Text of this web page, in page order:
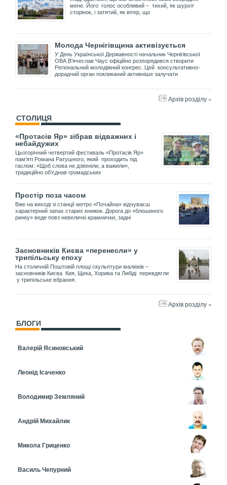
мене. Його голос особливий – тихий, як шурхіт
сторінок, і затятий, як вітер, що
Молода Чернігівщина активізується
У День Української Державності начальник Чернігівської
ОВА В’ячеслав Чаус офіційно розпорядився створити
Регіональний молодіжний конгрес. Цей консультативно-
дорадчий орган покликаний активніше залучати
Архів розділу »
СТОЛИЦЯ
«Протасів Яр» зібрав відважних і
небайдужих
Цьогорічний четвертий фестиваль «Протасів Яр»
пам’яті Романа Ратушного, який проходить під
гаслом: «Щоб слова не дзвеніли, а важили»,
традиційно об’єднав громадських
Простір поза часом
Вже на виході зі станції метро «Почайна» відчуваєш
характерний запах старих книжок. Дорога до «блошиного
ринку» веде повз невеличкі крамнички, задні
Засновників Києва «перенесли» у
трипільську епоху
На столичній Поштовій площі скульптури малюків –
засновників Києва Кия, Щека, Хорива та Либіді перевдягли
у трипільське вбрання.
Архів розділу »
БЛОГИ
Валерій Ясиновський
Леонід Ісаченко
Володимир Земляний
Андрій Михайлик
Микола Гриценко
Василь Чепурний